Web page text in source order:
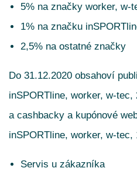
5% na značky worker, w-
1% na značku
2,5% na ostatné značky
Do 31.12.2020 obsahoví
inSPORTline, worker, w-
a cashbacky a kupónové
inSPORTline, worker, w-
Servis u zákazníka